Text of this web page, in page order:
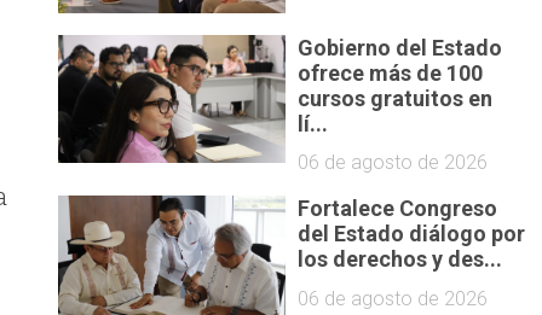
Gobierno del Estado
ofrece más de 100
cursos gratuitos en
lí...
06 de agosto de 2026
Fortalece Congreso
del Estado diálogo por
los derechos y des...
06 de agosto de 2026